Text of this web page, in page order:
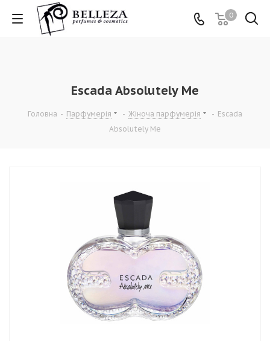
0
Escada Absolutely Me
Головна - Парфумерія - Жіноча парфумерія - Escada
Absolutely Me